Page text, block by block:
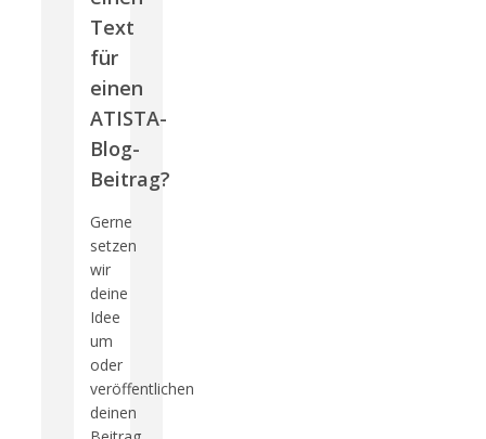
Text
für
einen
ATISTA-
Blog-
Beitrag?
Gerne
setzen
wir
deine
Idee
um
oder
veröffentlichen
deinen